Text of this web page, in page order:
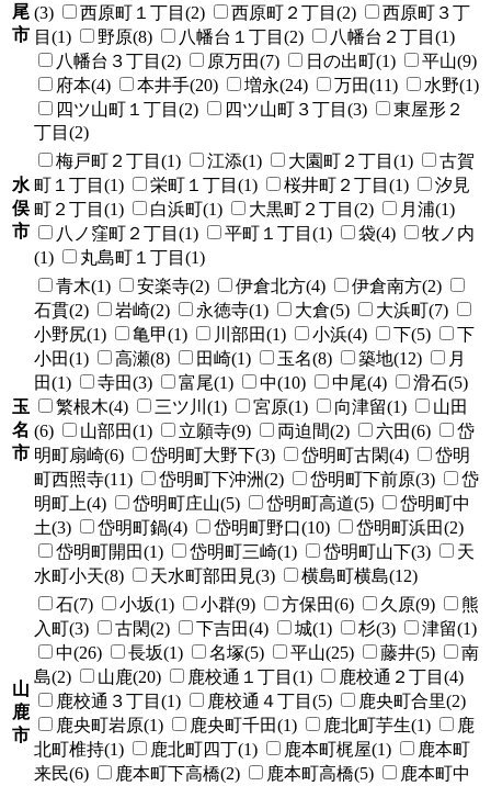
尾
市
(3)
西原町１丁目(2) 西原町２丁目(2)
西原町３丁
目(1)
野原(8) 八幡台１丁目(2)
八幡台２丁目(1)
八幡台３丁目(2)
原万田(7) 日の出町(1)
平山(9)
府本(4)
本井手(20) 増永(24) 万田(11)
水野(1)
四ツ山町１丁目(2)
四ツ山町３丁目(3)
東屋形２
丁目(2)
水
俣
市
梅戸町２丁目(1) 江添(1) 大園町２丁目(1)
古賀
町１丁目(1)
栄町１丁目(1) 桜井町２丁目(1)
汐見
町２丁目(1)
白浜町(1) 大黒町２丁目(2)
月浦(1)
八ノ窪町２丁目(1)
平町１丁目(1) 袋(4)
牧ノ内
(1)
丸島町１丁目(1)
玉
名
市
青木(1) 安楽寺(2) 伊倉北方(4)
伊倉南方(2)
石貫(2)
岩崎(2) 永徳寺(1) 大倉(5)
大浜町(7)
小野尻(1)
亀甲(1) 川部田(1) 小浜(4) 下(5)
下
小田(1)
高瀬(8) 田崎(1) 玉名(8) 築地(12)
月
田(1)
寺田(3) 富尾(1) 中(10) 中尾(4)
滑石(5)
繁根木(4)
三ツ川(1) 宮原(1) 向津留(1)
山田
(6)
山部田(1) 立願寺(9) 両迫間(2) 六田(6)
岱
明町扇崎(6)
岱明町大野下(3) 岱明町古閑(4)
岱明
町西照寺(11)
岱明町下沖洲(2) 岱明町下前原(3)
岱
明町上(4)
岱明町庄山(5) 岱明町高道(5)
岱明町中
土(3)
岱明町鍋(4) 岱明町野口(10)
岱明町浜田(2)
岱明町開田(1)
岱明町三崎(1) 岱明町山下(3)
天
水町小天(8)
天水町部田見(3) 横島町横島(12)
山
鹿
市
石(7) 小坂(1) 小群(9) 方保田(6) 久原(9)
熊
入町(3)
古閑(2) 下吉田(4) 城(1) 杉(3)
津留(1)
中(26)
長坂(1) 名塚(5) 平山(25) 藤井(5)
南
島(2)
山鹿(20) 鹿校通１丁目(1)
鹿校通２丁目(4)
鹿校通３丁目(1)
鹿校通４丁目(5)
鹿央町合里(2)
鹿央町岩原(1)
鹿央町千田(1) 鹿北町芋生(1)
鹿
北町椎持(1)
鹿北町四丁(1) 鹿本町梶屋(1)
鹿本町
来民(6)
鹿本町下高橋(2) 鹿本町高橋(5)
鹿本町中